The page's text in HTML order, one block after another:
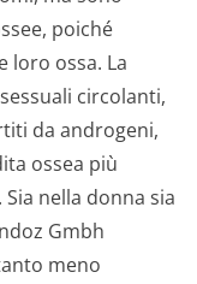
poiché
loro ossa. La
circolanti,
da androgeni,
ossea più
nella donna sia
Gmbh
meno